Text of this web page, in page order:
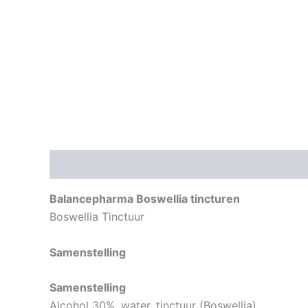
Balancepharma Boswellia tincturen
Boswellia Tinctuur
Samenstelling
Samenstelling